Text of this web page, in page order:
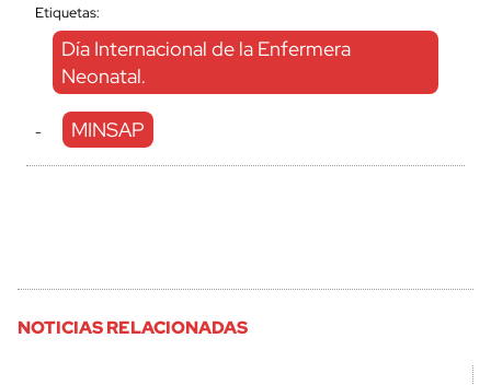
Etiquetas:
Día Internacional de la Enfermera
Neonatal.
- MINSAP
NOTICIAS RELACIONADAS